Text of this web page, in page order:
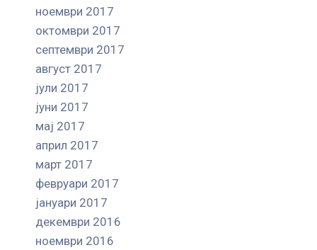
ноември 2017
октомври 2017
септември 2017
август 2017
јули 2017
јуни 2017
мај 2017
април 2017
март 2017
февруари 2017
јануари 2017
декември 2016
ноември 2016